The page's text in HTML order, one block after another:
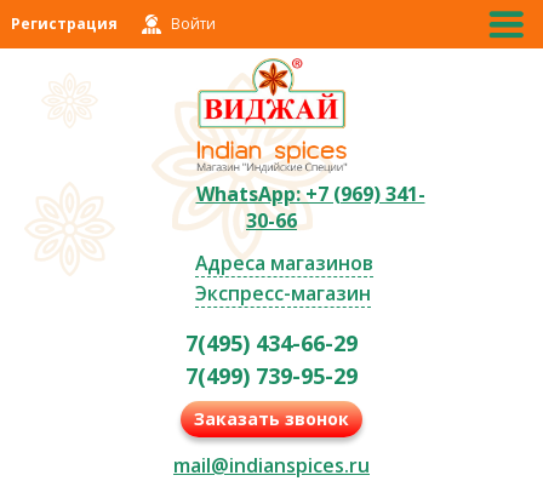
Регистрация Войти
WhatsApp: +7 (969) 341-
30-66
Адреса магазинов
Экспресс-магазин
7(495) 434-66-29
7(499) 739-95-29
Заказать звонок
mail@indianspices.ru